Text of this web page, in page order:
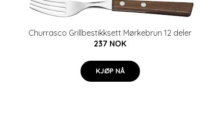
Churrasco Grillbestikksett Mørkebrun 12 deler
237 NOK
KJØP NÅ